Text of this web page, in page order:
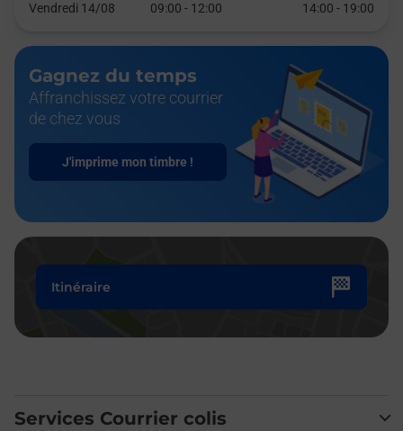
Vendredi 14/08
09:00 - 12:00 14:00 - 19:00
Gagnez du temps
Affranchissez votre courrier
de chez vous
J'imprime mon timbre !
Itinéraire
Services Courrier colis